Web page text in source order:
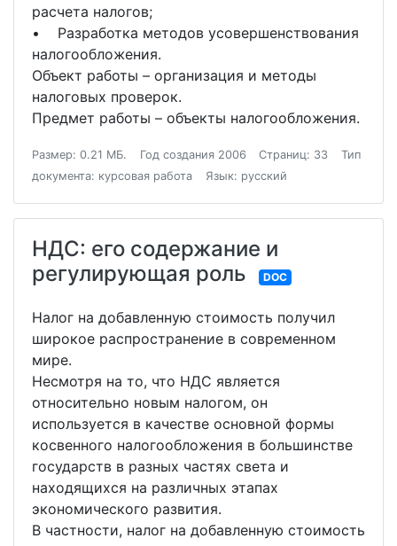
расчета налогов;
• Разработка методов усовершенствования
налогообложения.
Объект работы – организация и методы
налоговых проверок.
Предмет работы – объекты налогообложения.
Размер: 0.21 МБ. Год создания 2006 Страниц: 33
Тип
документа: курсовая работа
Язык: русский
НДС: его содержание и
регулирующая роль
DOC
Налог на добавленную стоимость получил
широкое распространение в современном
мире.
Несмотря на то, что НДС является
относительно новым налогом, он
используется в качестве основной формы
косвенного налогообложения в большинстве
государств в разных частях света и
находящихся на различных этапах
экономического развития.
В частности, налог на добавленную стоимость